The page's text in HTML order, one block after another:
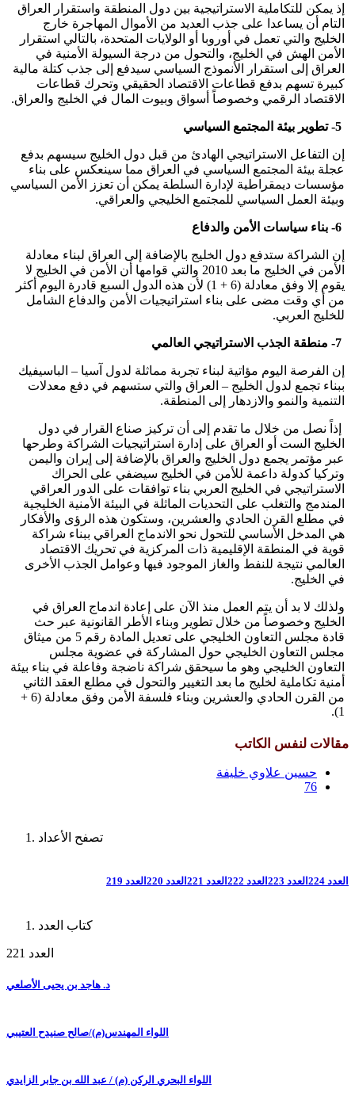
إذ يمكن للتكاملية الاستراتيجية بين دول المنطقة واستقرار العراق
التام أن يساعدا على جذب العديد من الأموال المهاجرة خارج
الخليج والتي تعمل في أوروبا أو الولايات المتحدة، بالتالي استقرار
الأمن الهش في الخليج، والتحول من درجة السيولة الأمنية في
العراق إلى استقرار الأنموذج السياسي سيدفع إلى جذب كتلة مالية
كبيرة تسهم بدفع قطاعات الاقتصاد الحقيقي وتحرك قطاعات
الاقتصاد الرقمي وخصوصاً أسواق وبيوت المال في الخليج والعراق.
5- تطوير بيئة المجتمع السياسي
إن التفاعل الاستراتيجي الهادئ من قبل دول الخليج سيسهم بدفع
عجلة بيئة المجتمع السياسي في العراق مما سينعكس على بناء
مؤسسات ديمقراطية لإدارة السلطة يمكن أن تعزز الأمن السياسي
وبيئة العمل السياسي للمجتمع الخليجي والعراقي.
6- بناء سياسات الأمن والدفاع
إن الشراكة ستدفع دول الخليج بالإضافة إلى العراق لبناء معادلة
الأمن في الخليج ما بعد 2010 والتي قوامها أن الأمن في الخليج لا
يقوم إلا وفق معادلة (6 + 1) لأن هذه الدول السبع قادرة اليوم أكثر
من أي وقت مضى على بناء استراتيجيات الأمن والدفاع الشامل
للخليج العربي.
7- منطقة الجذب الاستراتيجي العالمي
إن الفرصة اليوم مؤاتية لبناء تجربة مماثلة لدول آسيا – الباسيفيك
ببناء تجمع لدول الخليج – العراق والتي ستسهم في دفع معدلات
التنمية والنمو والازدهار إلى المنطقة.
إذاً نصل من خلال ما تقدم إلى أن تركيز صناع القرار في دول
الخليج الست أو العراق على إدارة استراتيجيات الشراكة وطرحها
عبر مؤتمر يجمع دول الخليج والعراق بالإضافة إلى إيران واليمن
وتركيا كدولة داعمة للأمن في الخليج سيضفي على الحراك
الاستراتيجي في الخليج العربي بناء توافقات على الدور العراقي
المندمج والتغلب على التحديات الماثلة في البيئة الأمنية الخليجية
في مطلع القرن الحادي والعشرين، وستكون هذه الرؤى والأفكار
هي المدخل الأساسي للتحول نحو الاندماج العراقي ببناء شراكة
قوية في المنطقة الإقليمية ذات المركزية في تحريك الاقتصاد
العالمي نتيجة للنفط والغاز الموجود فيها وعوامل الجذب الأخرى
في الخليج.
ولذلك لا بد أن يتم العمل منذ الآن على إعادة اندماج العراق في
الخليج وخصوصاً من خلال تطوير وبناء الأطر القانونية عبر حث
قادة مجلس التعاون الخليجي على تعديل المادة رقم 5 من ميثاق
مجلس التعاون الخليجي حول المشاركة في عضوية مجلس
التعاون الخليجي وهو ما سيحقق شراكة ناضجة وفاعلة في بناء بيئة
أمنية تكاملية لخليج ما بعد التغيير والتحول في مطلع العقد الثاني
من القرن الحادي والعشرين وبناء فلسفة الأمن وفق معادلة (6 +
1).
مقالات لنفس الكاتب
حسين علاوي خليفة
76
تصفح الأعداد
العدد 224 العدد 223 العدد 222 العدد 221 العدد 220 العدد 219
كتاب العدد
العدد 221
د. هاجد بن يحيى الأصلعي
اللواء المهندس(م)/صالح صنيدح العتيبي
اللواء البحري الركن (م) / عبد الله بن جابر الزايدي